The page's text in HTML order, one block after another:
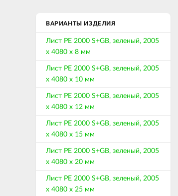
ВАРИАНТЫ ИЗДЕЛИЯ
Лист PE 2000 S+GB, зеленый, 2005
х 4080 х 8 мм
Лист PE 2000 S+GB, зеленый, 2005
х 4080 х 10 мм
Лист PE 2000 S+GB, зеленый, 2005
х 4080 х 12 мм
Лист PE 2000 S+GB, зеленый, 2005
х 4080 х 15 мм
Лист PE 2000 S+GB, зеленый, 2005
х 4080 х 20 мм
Лист PE 2000 S+GB, зеленый, 2005
х 4080 х 25 мм